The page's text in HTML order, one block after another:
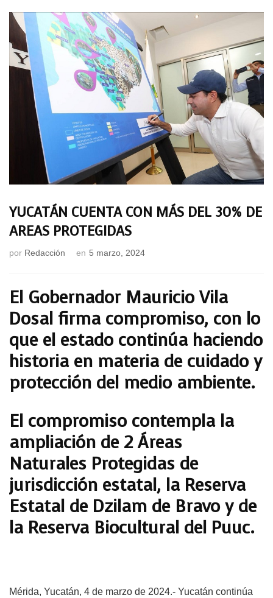
YUCATÁN CUENTA CON MÁS DEL 30% DE
AREAS PROTEGIDAS
por Redacción en 5 marzo, 2024
El Gobernador Mauricio Vila
Dosal firma compromiso, con lo
que el estado continúa haciendo
historia en materia de cuidado y
protección del medio ambiente.
El compromiso contempla la
ampliación de 2 Áreas
Naturales Protegidas de
jurisdicción estatal, la Reserva
Estatal de Dzilam de Bravo y de
la Reserva Biocultural del Puuc.
Mérida, Yucatán, 4 de marzo de 2024.- Yucatán continúa